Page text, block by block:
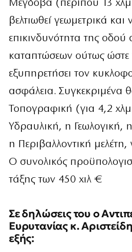
Μέγδοβα (περίπου 13
βελτιωθεί γεωμετρικά και
επικινδυνότητα της
καταπτώσεων ούτως ώστε
εξυπηρετήσει τον
ασφάλεια. Συγκεκριμένα
Τοπογραφική (για 4,2
Υδραυλική, η Γεωλογική, η
η Περιβαλλοντική
Ο συνολικός
τάξης των 450 χιλ €
Σε δηλώσεις του ο
Ευρυτανίας κ.
εξής: